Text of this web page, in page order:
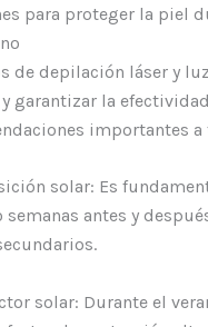
para proteger la piel
de depilación láser y
garantizar la
importantes a
solar: Es
antes y
solar: Durante el